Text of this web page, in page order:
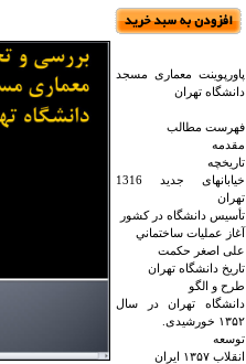
پاورپوینت معماری مسجد
دانشگاه تهران
فهرست مطالب
مقدمه
تاریخچه
خیابانهای جدید 1316
تهران
تأسیس دانشگاه در کشور
آغاز عمليات ساختماني
علی اصغر حکمت
تاریخ دانشگاه تهران
طرح و الگو
دانشگاه تهران در سال
۱۳۵۲ خورشیدی.
توسعه
انقلاب ۱۳۵۷ ایران